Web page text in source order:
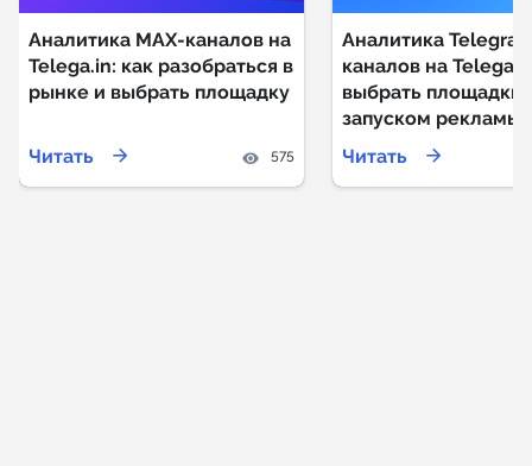
Аналитика MAX-каналов на
Telega.in: как разобраться в
рынке и выбрать площадку
Читать 575
Аналитика
каналов на
выбрать площадки
запуском рекламы
Читать